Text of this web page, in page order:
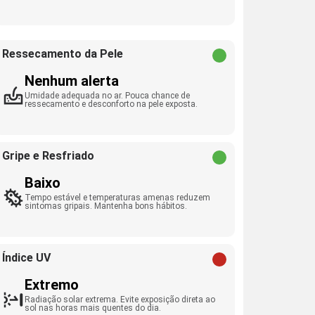
Ressecamento da Pele
Nenhum alerta
Umidade adequada no ar. Pouca chance de
ressecamento e desconforto na pele exposta.
Gripe e Resfriado
Baixo
Tempo estável e temperaturas amenas reduzem
sintomas gripais. Mantenha bons hábitos.
Índice UV
Extremo
Radiação solar extrema. Evite exposição direta ao
sol nas horas mais quentes do dia.